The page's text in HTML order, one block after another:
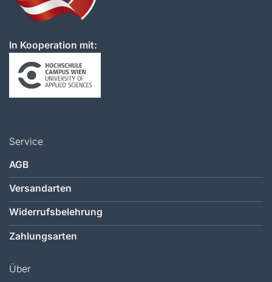
In Kooperation mit:
Service
AGB
Versandarten
Widerrufsbelehrung
Zahlungsarten
Über